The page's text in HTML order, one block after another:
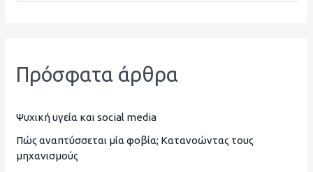
η
σ
η
Πρόσφατα άρθρα
Ψυχική υγεία και social media
Πώς αναπτύσσεται μία φοβία; Κατανοώντας τους
μηχανισμούς